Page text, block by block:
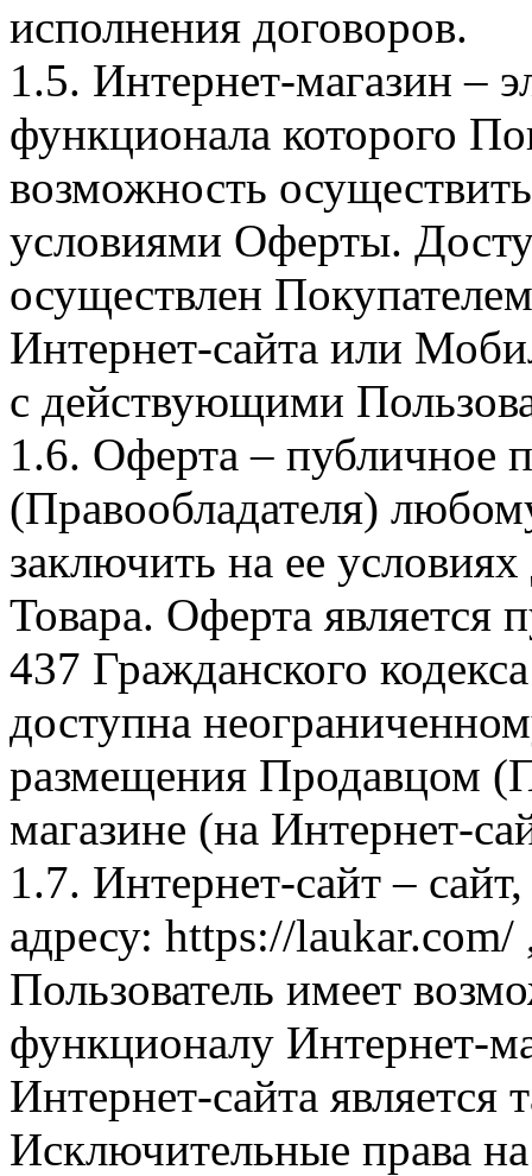
исполнения договоров.
1.5. Интернет-магазин –
функционала которого
возможность
условиями Оферты.
осуществлен
Интернет-сайта или
с действующими
1.6. Оферта – публичное
(Правообладателя)
заключить на ее
Товара. Оферта является
437 Гражданского
доступна
размещения Продавцом
магазине (на Интернет-
1.7. Интернет-сайт –
адресу: https://laukar.com/
Пользователь имеет
функционалу Интернет-
Интернет-сайта
Исключительные права